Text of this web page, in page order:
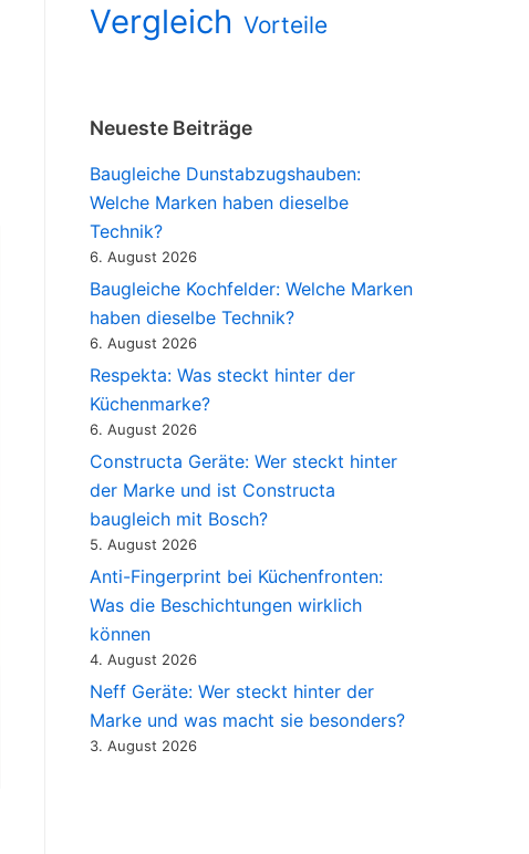
Vergleich Vorteile
Neueste Beiträge
Baugleiche Dunstabzugshauben:
Welche Marken haben dieselbe
Technik?
6. August 2026
Baugleiche Kochfelder: Welche Marken
haben dieselbe Technik?
6. August 2026
Respekta: Was steckt hinter der
Küchenmarke?
6. August 2026
Constructa Geräte: Wer steckt hinter
der Marke und ist Constructa
baugleich mit Bosch?
5. August 2026
Anti-Fingerprint bei Küchenfronten:
Was die Beschichtungen wirklich
können
4. August 2026
Neff Geräte: Wer steckt hinter der
Marke und was macht sie besonders?
3. August 2026